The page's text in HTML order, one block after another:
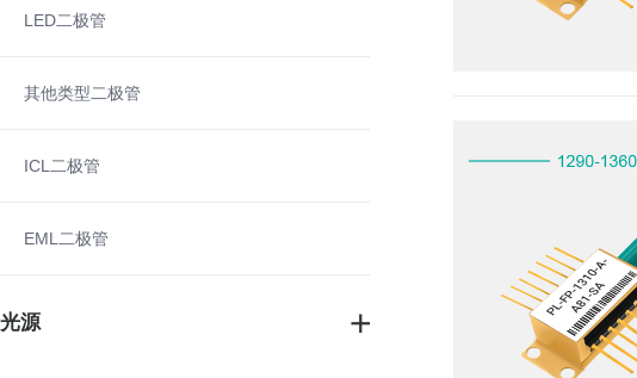
LED二极管
其他类型二极管
ICL二极管
EML二极管
光源